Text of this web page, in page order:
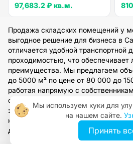
97,683.2 ₽ кв.м.
Продажа складских помещений у
выгодное решение для бизнеса в
отличается удобной транспортной
проходимостью, что обеспечивает
преимущества. Мы предлагаем
до 5000 м² по цене от 80 000 до
работая напрямую с
специалисты подберут
задачи, организуют просмотр и
юридическое сопровождение.
для получения персональной
Мы используем куки для
на нашем сайте.
Принять